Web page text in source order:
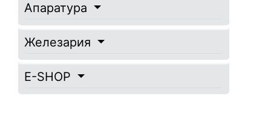
Апаратура
Железария
E-SHOP